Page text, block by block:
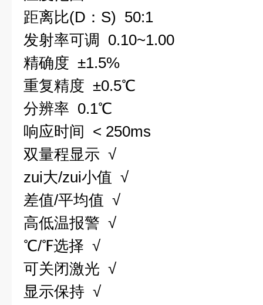
距离比(D：S) 50:1
发射率可调 0.10~1.00
精确度 ±1.5%
重复精度 ±0.5℃
分辨率 0.1℃
响应时间 < 250ms
双量程显示 √
zui大/zui小值 √
差值/平均值 √
高低温报警 √
℃/℉选择 √
可关闭激光 √
显示保持 √